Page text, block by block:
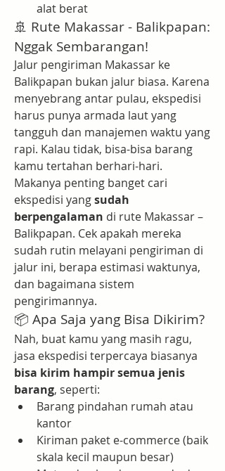
alat berat
🚢 Rute Makassar - Balikpapan:
Nggak Sembarangan!
Jalur pengiriman Makassar ke
Balikpapan bukan jalur biasa. Karena
menyebrang antar pulau, ekspedisi
harus punya armada laut yang
tangguh dan manajemen waktu yang
rapi. Kalau tidak, bisa-bisa barang
kamu tertahan berhari-hari.
Makanya penting banget cari
ekspedisi yang sudah
berpengalaman di rute Makassar –
Balikpapan. Cek apakah mereka
sudah rutin melayani pengiriman di
jalur ini, berapa estimasi waktunya,
dan bagaimana sistem
pengirimannya.
📦 Apa Saja yang Bisa Dikirim?
Nah, buat kamu yang masih ragu,
bisa kirim hampir semua jenis
barang, seperti:
Barang pindahan rumah atau
kantor
Kiriman paket e-commerce (baik
skala kecil maupun besar)